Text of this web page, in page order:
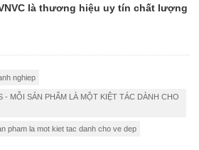
là thương hiệu uy tín chất lượng
nghiep
- MỖI SẢN PHẨM LÀ MỘT KIỆT TÁC DÀNH CHO
pham la mot kiet tac danh cho ve dep